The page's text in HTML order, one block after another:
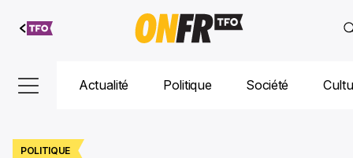
Aller au
contenu
Actualité Politique Société
POLITIQUE